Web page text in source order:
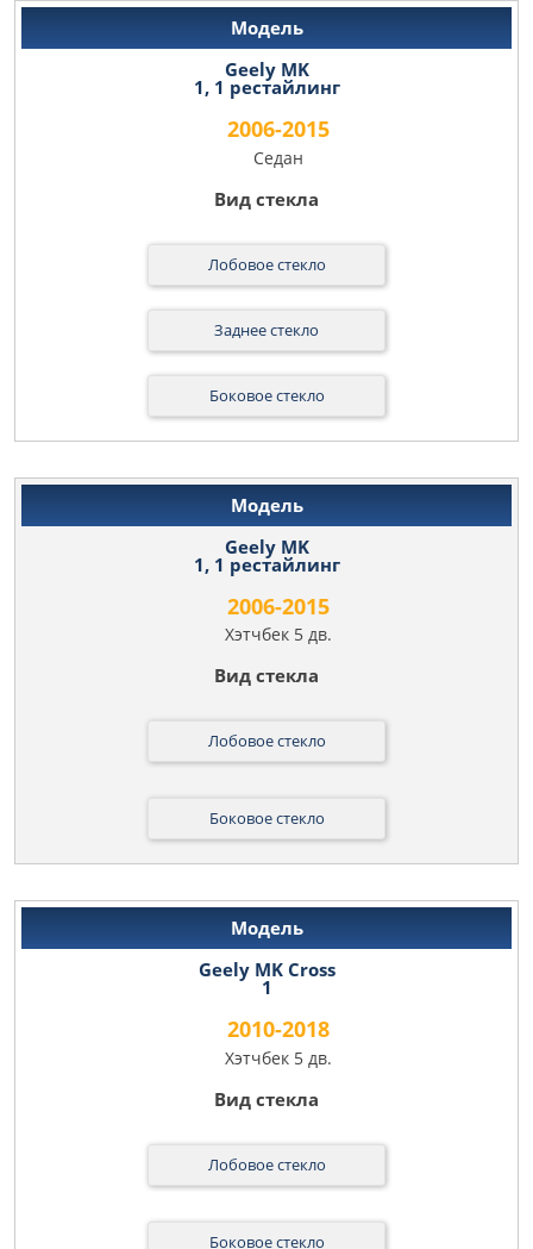
Geely MK
1, 1 рестайлинг
2006-2015
Седан
Лобовое стекло
Заднее стекло
Боковое стекло
Geely MK
1, 1 рестайлинг
2006-2015
Хэтчбек 5 дв.
Лобовое стекло
Боковое стекло
Geely MK Cross
1
2010-2018
Хэтчбек 5 дв.
Лобовое стекло
Боковое стекло